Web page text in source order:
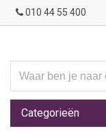
010 44 55 400
ben
je
naar
op
Categorieën